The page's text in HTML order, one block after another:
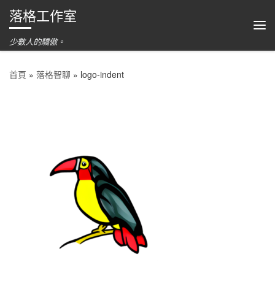
跳到內容
落格工作室
少數人的驕傲。
首頁 » 落格智聊 » logo-indent